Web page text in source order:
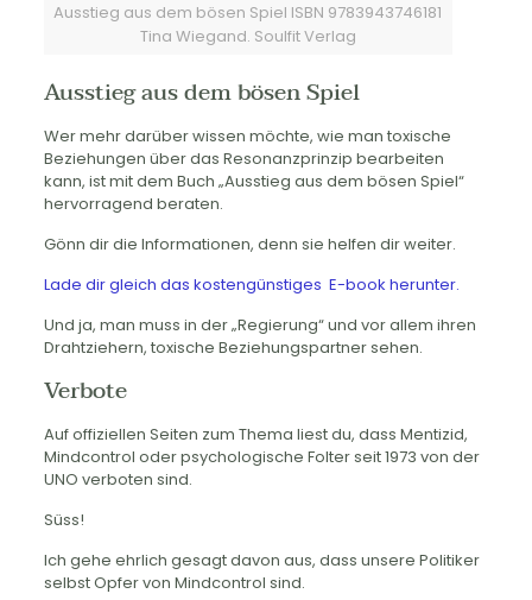
Ausstieg aus dem bösen Spiel ISBN 9783943746181
Tina Wiegand. Soulfit Verlag
Ausstieg aus dem bösen Spiel
Wer mehr darüber wissen möchte, wie man toxische
Beziehungen über das Resonanzprinzip bearbeiten
kann, ist mit dem Buch „Ausstieg aus dem bösen Spiel“
hervorragend beraten.
Gönn dir die Informationen, denn sie helfen dir weiter.
Lade dir gleich das kostengünstiges E-book herunter.
Und ja, man muss in der „Regierung“ und vor allem ihren
Drahtziehern, toxische Beziehungspartner sehen.
Verbote
Auf offiziellen Seiten zum Thema liest du, dass Mentizid,
Mindcontrol oder psychologische Folter seit 1973 von der
UNO verboten sind.
Süss!
Ich gehe ehrlich gesagt davon aus, dass unsere Politiker
selbst Opfer von Mindcontrol sind.